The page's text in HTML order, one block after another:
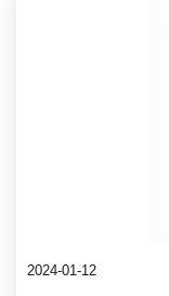
2024-01-12